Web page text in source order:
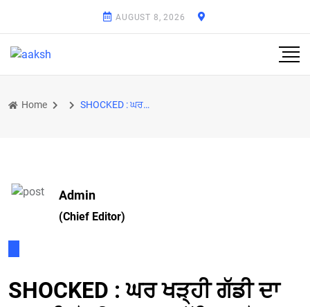
AUGUST 8, 2026
Home SHOCKED : ਘਰ ਖੜ੍ਹੀ ਗੱਡੀ ਦਾ 107 ਕਿਲੋਮੀਟਰ ਦੂਰ ਕੱਟਿਆ ਟੋਲ, ਕਾਰ ਮਾਲਕ ਨੂੰ ਲੱਗਾ ਝਟਕਾ
Admin
(Chief Editor)
SHOCKED : ਘਰ ਖੜ੍ਹੀ ਗੱਡੀ ਦਾ